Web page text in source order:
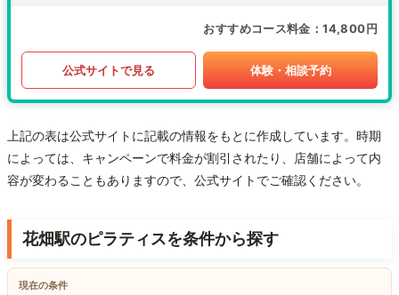
おすすめコース料金 14,800円
公式サイトで見る 体験・相談予約
上記の表は公式サイトに記載の情報をもとに作成しています。時期
によっては、キャンペーンで料金が割引されたり、店舗によって内
容が変わることもありますので、公式サイトでご確認ください。
花畑駅のピラティスを条件から探す
現在の条件